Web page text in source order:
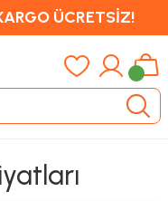
ÜCRETSİZ!